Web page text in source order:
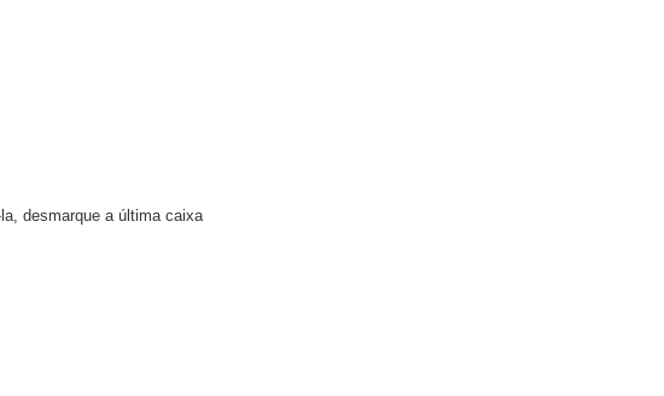
desmarque a última caixa